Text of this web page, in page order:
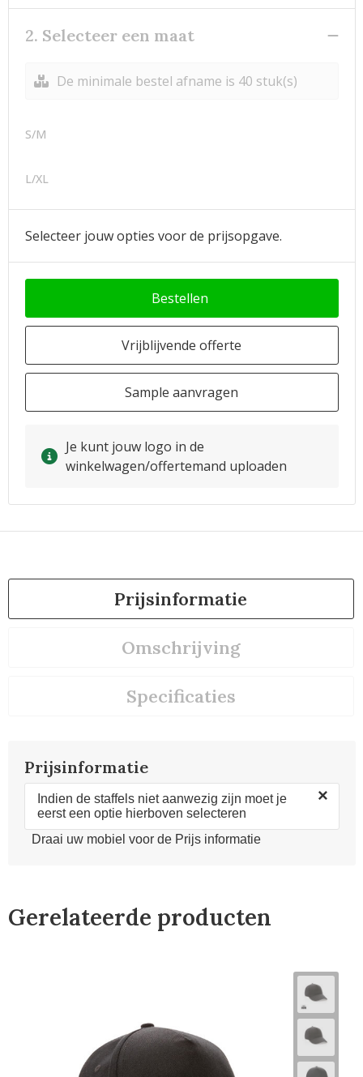
2. Selecteer een maat
De minimale bestel afname is 40 stuk(s)
S/M
L/XL
Selecteer jouw opties voor de prijsopgave.
Bestellen
Vrijblijvende offerte
Sample aanvragen
Je kunt jouw logo in de
winkelwagen/offertemand uploaden
Prijsinformatie
Omschrijving
Specificaties
Prijsinformatie
Indien de staffels niet aanwezig zijn moet je
eerst een optie hierboven selecteren
×
Draai uw mobiel voor de Prijs informatie
Gerelateerde producten